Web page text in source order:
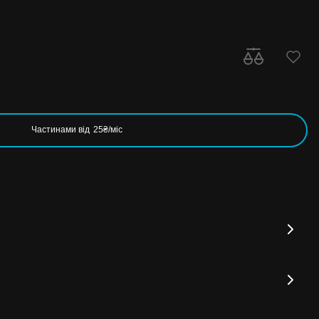
Частинами від 25₴/міс